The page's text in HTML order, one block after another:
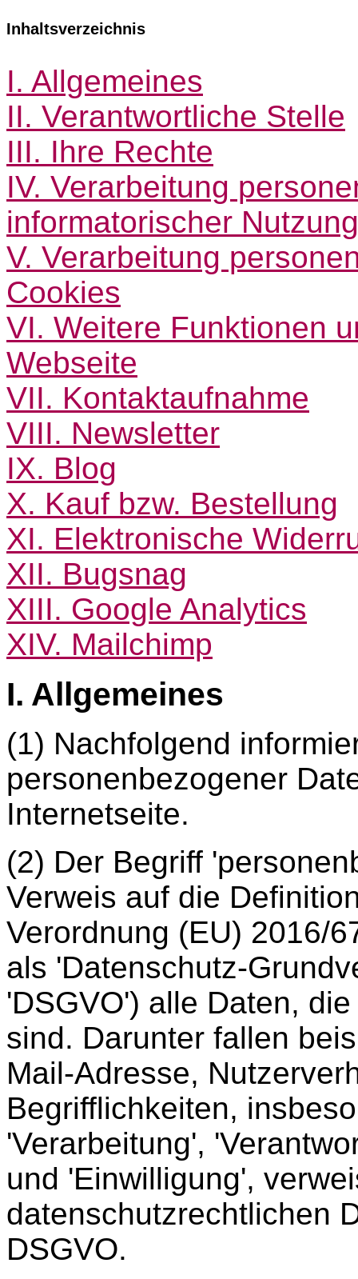
Inhaltsverzeichnis
I. Allgemeines
II. Verantwortliche Stelle
III. Ihre Rechte
IV. Verarbeitung
informatorischer
V. Verarbeitung
Cookies
VI. Weitere Funktionen
Webseite
VII. Kontaktaufnahme
VIII. Newsletter
IX. Blog
X. Kauf bzw. Bestellung
XI. Elektronische
XII. Bugsnag
XIII. Google Analytics
XIV. Mailchimp
I. Allgemeines
(1) Nachfolgend
personenbezogener
Internetseite.
(2) Der Begriff
Verweis auf die
Verordnung (EU) 2016/
als 'Datenschutz-
'DSGVO') alle Daten,
sind. Darunter fallen
Mail-Adresse,
Begrifflichkeiten,
'Verarbeitung',
und 'Einwilligung',
datenschutzrechtlichen
DSGVO.